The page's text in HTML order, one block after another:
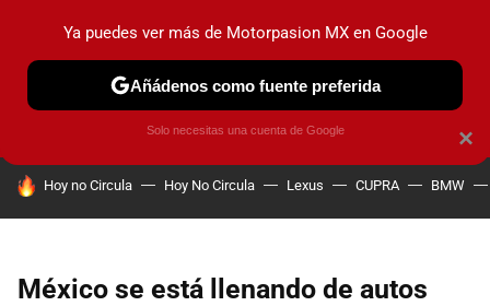
PRUEBAS INDUSTRIA HOY NO CIRCULA
HOY SE HABLA DE
Hoy no Circula Hoy No Circula Lexus CUPRA BMW
México se está llenando de autos
×
Ya puedes ver más de Motorpasion MX en Google
Añádenos como fuente preferida
Solo necesitas una cuenta de Google